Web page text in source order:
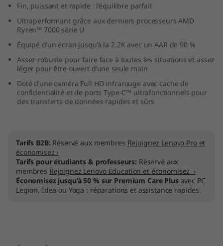
A
D
Fin, puissant et rapide : l’équilibre parfait
Ultraperformant grâce aux derniers processeurs AMD
Ryzen™ 7000 série U
Équipé d’un écran jusqu’à la 2.2K avec un AAR de 90 %
Assez robuste pour faire face à toutes les situations et assez
léger pour être ouvert d’une seule main
Doté d’une caméra Full HD infrarouge avec cache de
confidentialité et de ports Type-C™ ultrafonctionnels pour
des transferts de données rapides et sûrs
Tarifs B2B: Réservé aux membres Rejoignez Lenovo Pro et
économisez ›
Tarifs pour étudiants & professeurs: Réservé aux
membres Rejoignez Lenovo Education et économisez ›
Économisez jusqu’à 50 % sur Premium Care Plusavec PC
Legion, Idea ou Yoga : réparations et assistance rapides.